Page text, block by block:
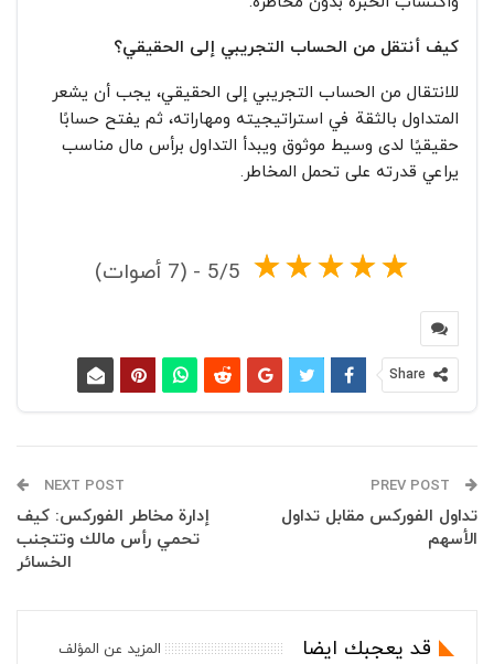
كيف أنتقل من الحساب التجريبي إلى الحقيقي؟
للانتقال من الحساب التجريبي إلى الحقيقي، يجب أن يشعر
المتداول بالثقة في استراتيجيته ومهاراته، ثم يفتح حسابًا
حقيقيًا لدى وسيط موثوق ويبدأ التداول برأس مال مناسب
يراعي قدرته على تحمل المخاطر.
5/5 - (7 أصوات)
Share
تداول الفوركس مقابل تداول
الأسهم
NEXT POST
إدارة مخاطر الفوركس: كيف
تحمي رأس مالك وتتجنب
الخسائر
قد يعجبك ايضا المزيد عن المؤلف